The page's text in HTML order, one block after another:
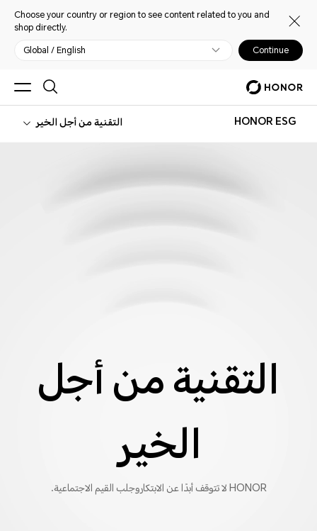
Choose your country or region to see content related to you and
shop directly.
Global / English Continue
HONOR ESG التقنية من أجل الخير
التقنية من أجل
الخير​
HONOR لا تتوقف أبدًا عن الابتكار ​ وجلب القيم الاجتماعية.